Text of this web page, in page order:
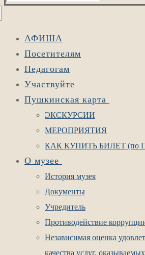
АФИША
Посетителям
Педагогам
Участвуйте
Пушкинская карта
ЭКСКУРСИИ
МЕРОПРИЯТИЯ
КАК КУПИТЬ БИЛЕТ (по
О музее
История музея
Документы
Учредитель
Противодействие
Независимая оценка
качества услуг,